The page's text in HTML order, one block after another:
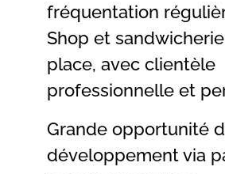
fréquentation
Shop et
place, avec clientèle
professionnelle et
Grande opportunité
développement via